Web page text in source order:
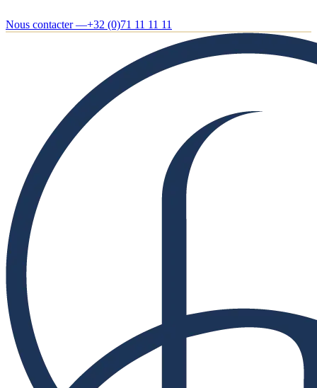
Nous contacter —+32 (0)71 11 11 11